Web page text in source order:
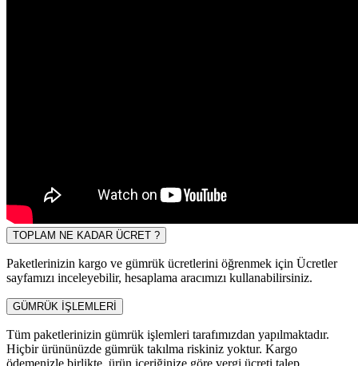
TOPLAM NE KADAR ÜCRET ?
Paketlerinizin kargo ve gümrük ücretlerini öğrenmek için Ücretler
sayfamızı inceleyebilir, hesaplama aracımızı kullanabilirsiniz.
GÜMRÜK İŞLEMLERİ
Tüm paketlerinizin gümrük işlemleri tarafımızdan yapılmaktadır.
Hiçbir ürününüzde gümrük takılma riskiniz yoktur. Kargo